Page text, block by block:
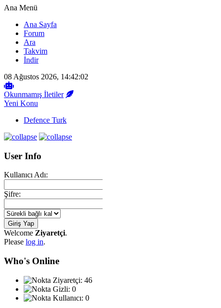
Ana Menü
Ana Sayfa
Forum
Ara
Takvim
İndir
08 Ağustos 2026, 14:42:02
Okunmamış İletiler
Yeni Konu
Defence Turk
User Info
Kullanıcı Adı:
Şifre:
Welcome Ziyaretçi.
Please log in.
Who's Online
Ziyaretçi: 46
Gizli: 0
Kullanıcı: 0